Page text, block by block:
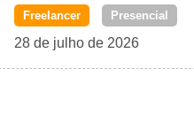
Freelancer Presencial
28 de julho de 2026